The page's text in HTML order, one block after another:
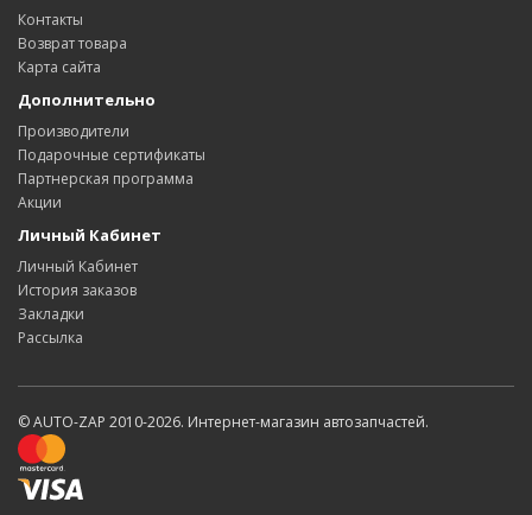
Контакты
Возврат товара
Карта сайта
Дополнительно
Производители
Подарочные сертификаты
Партнерская программа
Акции
Личный Кабинет
Личный Кабинет
История заказов
Закладки
Рассылка
© AUTO-ZAP 2010-2026. Интернет-магазин автозапчастей.